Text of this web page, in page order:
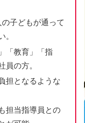
子どもが通って
。
「教育」「指
員の方。
担となるような
担当指導員との